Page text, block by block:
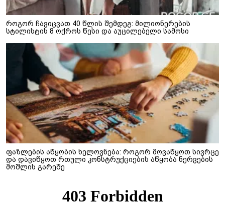
როგორ ჩავიცვათ 40 წლის შემდეგ: მილიონერების
სტილისტის 8 ოქროს წესი და აუცილებელი სამოსი
ფაზლების აწყობის ხელოვნება: როგორ მოვაწყოთ სივრცე
და დავიწყოთ რთული კონსტრუქციების აწყობა ნერვების
მოშლის გარეშე